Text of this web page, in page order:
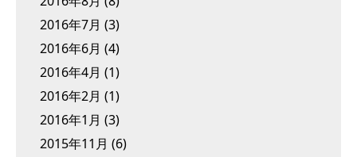
2016年7月 (3)
2016年6月 (4)
2016年4月 (1)
2016年2月 (1)
2016年1月 (3)
2015年11月 (6)